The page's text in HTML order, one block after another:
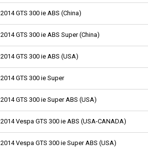
2014 GTS 300 ie ABS (China)
2014 GTS 300 ie ABS Super (China)
2014 GTS 300 ie ABS (USA)
2014 GTS 300 ie Super
2014 GTS 300 ie Super ABS (USA)
2014 Vespa GTS 300 ie ABS (USA-CANADA)
2014 Vespa GTS 300 ie Super ABS (USA)